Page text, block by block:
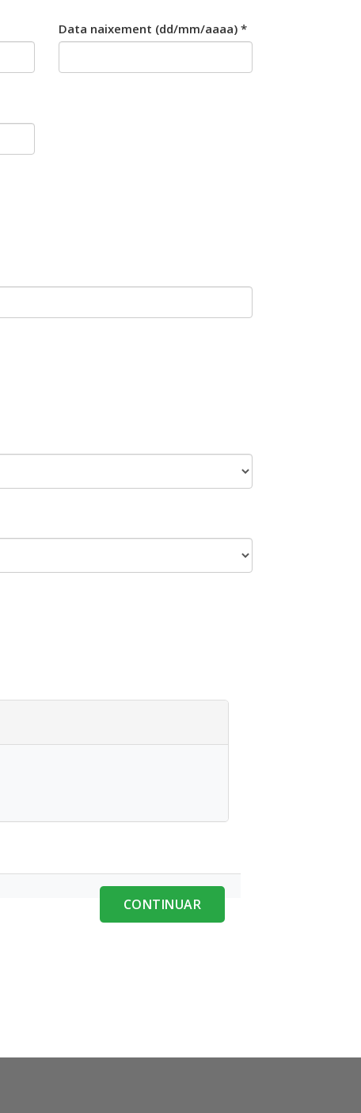
Data naixement (dd/mm/aaaa) *
CONTINUAR